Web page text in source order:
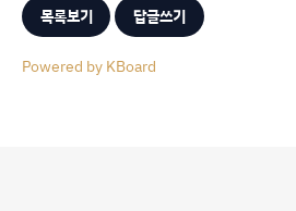
목록보기 답글쓰기
Powered by KBoard